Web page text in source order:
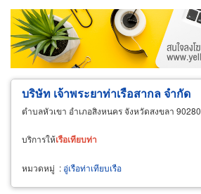
ขายส่ง ขายปลีก ผู้ผลิต
ผู้ส่งออก/นำเข้า
ธุรกิจบริการ
บริษัท เจ้าพระยาท่าเรือสากล จำกัด
ตำบลหัวเขา อำเภอสิงหนคร จังหวัดสงขลา 90280
บริการให้เรือเทียบท่า
หมวดหมู่ : อู่เรือท่าเทียบเรือ